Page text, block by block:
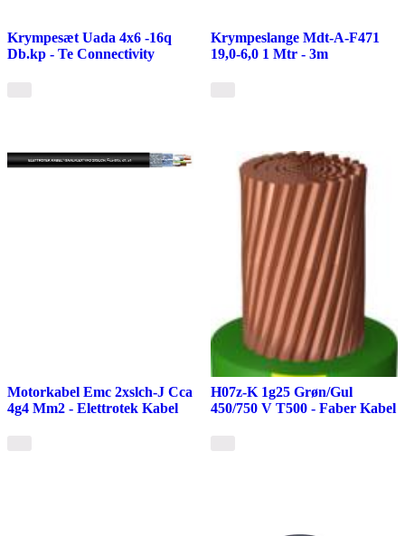
Krympesæt Uada 4x6 -16q
Db.kp - Te Connectivity
Krympeslange Mdt-A-F471
19,0-6,0 1 Mtr - 3m
Motorkabel Emc 2xslch-J Cca
4g4 Mm2 - Elettrotek Kabel
H07z-K 1g25 Grøn/Gul
450/750 V T500 - Faber Kabel